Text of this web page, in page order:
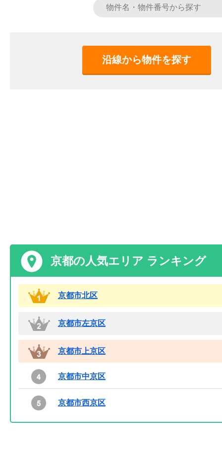
沿線から物件を探す
京都の人気エリア ランキング
京都市北区
京都市左京区
京都市上京区
京都市中京区
京都市西京区